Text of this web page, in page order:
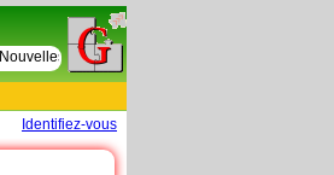
Nouvelles tables : 664 actes de D Le Cercueil
Identifiez-vous